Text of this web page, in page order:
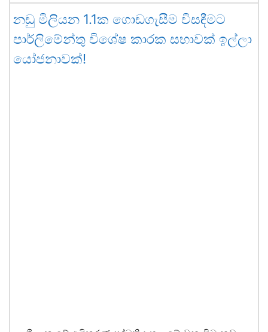
නඩු මිලියන 1.1ක ගොඩගැසීම විසඳීමට
පාර්ලිමේන්තු විශේෂ කාරක සභාවක් ඉල්ලා
යෝජනාවක්!